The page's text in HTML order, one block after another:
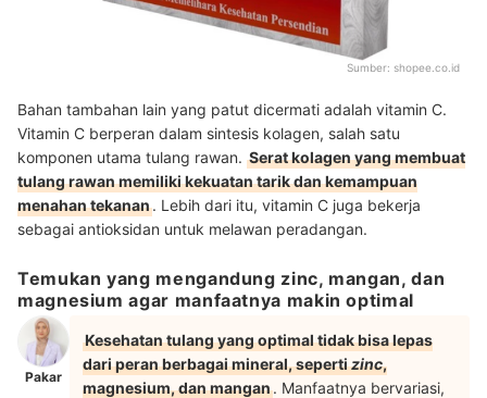
Sumber: shopee.co.id
Bahan tambahan lain yang patut dicermati adalah vitamin C.
Vitamin C berperan dalam sintesis kolagen, salah satu
komponen utama tulang rawan. Serat kolagen yang membuat
tulang rawan memiliki kekuatan tarik dan kemampuan
menahan tekanan. Lebih dari itu, vitamin C juga bekerja
sebagai antioksidan untuk melawan peradangan.
Temukan yang mengandung zinc, mangan, dan
magnesium agar manfaatnya makin optimal
Pakar
Kesehatan tulang yang optimal tidak bisa lepas
dari peran berbagai mineral, sepertizinc,
magnesium, dan mangan. Manfaatnya bervariasi,